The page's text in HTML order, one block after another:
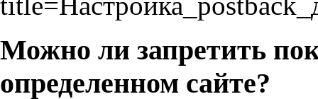
Можно ли запретить
определенном сайте?